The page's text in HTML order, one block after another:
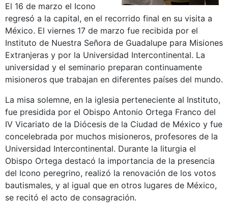
El 16 de marzo el Icono
regresó a la capital, en el recorrido final en su visita a
México. El viernes 17 de marzo fue recibida por el
Instituto de Nuestra Señora de Guadalupe para Misiones
Extranjeras y por la Universidad Intercontinental. La
universidad y el seminario preparan continuamente
misioneros que trabajan en diferentes países del mundo.
La misa solemne, en la iglesia perteneciente al Instituto,
fue presidida por el Obispo Antonio Ortega Franco del
IV Vicariato de la Diócesis de la Ciudad de México y fue
concelebrada por muchos misioneros, profesores de la
Universidad Intercontinental. Durante la liturgia el
Obispo Ortega destacó la importancia de la presencia
del Icono peregrino, realizó la renovación de los votos
bautismales, y al igual que en otros lugares de México,
se recitó el acto de consagración.